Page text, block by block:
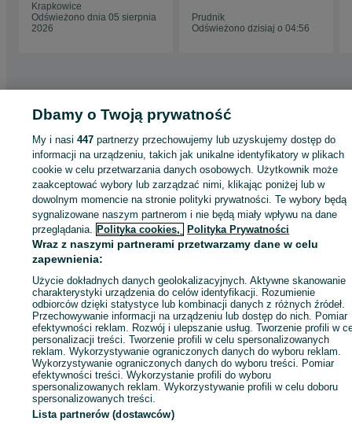
TOLL
Krapkowice
Odświeżono dnia 05 sierpnia
2026
Prudnik
Odświeżono dzisiaj o 04:56
Strona główna Motoryzacja Części samochodowe
Pozostałe - Strzelce Opolskie
KATEGORIA
713770866 Wyświetlenia:
Zadzwoń / SMS Wyślij wiadomość
Dbamy o Twoją prywatność
My i nasi447 partnerzy przechowujemy lub uzyskujemy dostęp do
informacji na urządzeniu, takich jak unikalne identyfikatory w plikach
cookie w celu przetwarzania danych osobowych. Użytkownik może
zaakceptować wybory lub zarządzać nimi, klikając poniżej lub w
dowolnym momencie na stronie polityki prywatności. Te wybory będą
sygnalizowane naszym partnerom i nie będą miały wpływu na dane
przeglądania. Polityka cookies, Polityka Prywatności
Wraz z naszymi partnerami przetwarzamy dane w celu
zapewnienia:
Użycie dokładnych danych geolokalizacyjnych. Aktywne skanowanie
charakterystyki urządzenia do celów identyfikacji. Rozumienie
odbiorców dzięki statystyce lub kombinacji danych z różnych źródeł.
Przechowywanie informacji na urządzeniu lub dostęp do nich. Pomiar
efektywności reklam. Rozwój i ulepszanie usług. Tworzenie profili w
personalizacji treści. Tworzenie profili w celu spersonalizowanych
reklam. Wykorzystywanie ograniczonych danych do wyboru reklam.
Wykorzystywanie ograniczonych danych do wyboru treści. Pomiar
efektywności treści. Wykorzystanie profili do wyboru
spersonalizowanych reklam. Wykorzystywanie profili w celu doboru
spersonalizowanych treści.
Lista partnerów (dostawców)